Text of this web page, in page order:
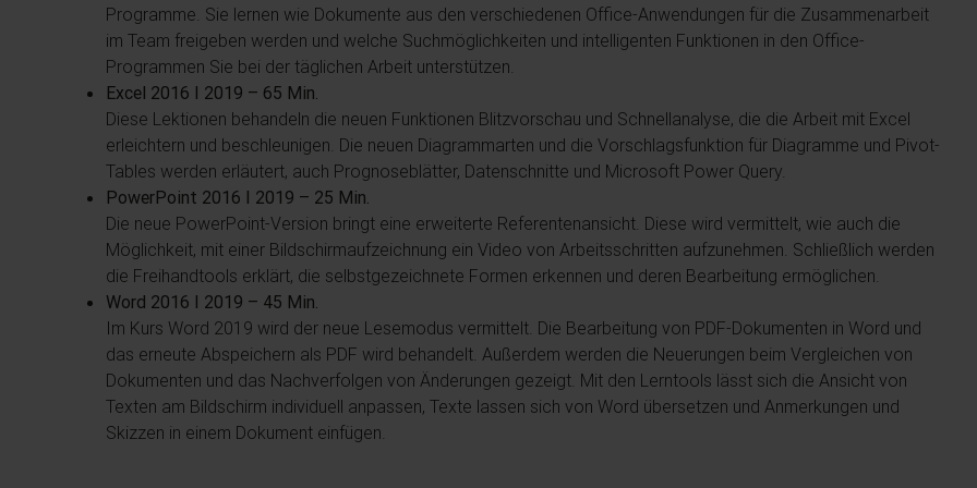
Programme. Sie lernen wie Dokumente aus den verschiedenen Office-Anwendungen für die Zusammenarbeit
im Team freigeben werden und welche Suchmöglichkeiten und intelligenten Funktionen in den Office-
Programmen Sie bei der täglichen Arbeit unterstützen.
Excel 2016 I 2019 – 65 Min.
Diese Lektionen behandeln die neuen Funktionen Blitzvorschau und Schnellanalyse, die die Arbeit mit Excel
erleichtern und beschleunigen. Die neuen Diagrammarten und die Vorschlagsfunktion für Diagramme und Pivot-
Tables werden erläutert, auch Prognoseblätter, Datenschnitte und Microsoft Power Query.
PowerPoint 2016 I 2019 – 25 Min.
Die neue PowerPoint-Version bringt eine erweiterte Referentenansicht. Diese wird vermittelt, wie auch die
Möglichkeit, mit einer Bildschirmaufzeichnung ein Video von Arbeitsschritten aufzunehmen. Schließlich werden
die Freihandtools erklärt, die selbstgezeichnete Formen erkennen und deren Bearbeitung ermöglichen.
Word 2016 I 2019 – 45 Min.
Im Kurs Word 2019 wird der neue Lesemodus vermittelt. Die Bearbeitung von PDF-Dokumenten in Word und
das erneute Abspeichern als PDF wird behandelt. Außerdem werden die Neuerungen beim Vergleichen von
Dokumenten und das Nachverfolgen von Änderungen gezeigt. Mit den Lerntools lässt sich die Ansicht von
Texten am Bildschirm individuell anpassen, Texte lassen sich von Word übersetzen und Anmerkungen und
Skizzen in einem Dokument einfügen.